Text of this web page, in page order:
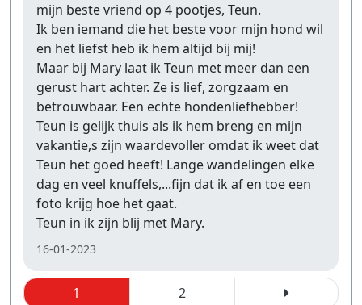
mijn beste vriend op 4 pootjes, Teun.
Ik ben iemand die het beste voor mijn hond wil
en het liefst heb ik hem altijd bij mij!
Maar bij Mary laat ik Teun met meer dan een
gerust hart achter. Ze is lief, zorgzaam en
betrouwbaar. Een echte hondenliefhebber!
Teun is gelijk thuis als ik hem breng en mijn
vakantie,s zijn waardevoller omdat ik weet dat
Teun het goed heeft! Lange wandelingen elke
dag en veel knuffels,...fijn dat ik af en toe een
foto krijg hoe het gaat.
Teun in ik zijn blij met Mary.
16-01-2023
1 2